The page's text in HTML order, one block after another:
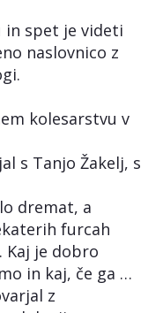
in spet je videti
naslovnico z
kolesarstvu v
s Tanjo Žakelj, s
dremat, a
furcah
Kaj je dobro
in kaj, če ga …
z